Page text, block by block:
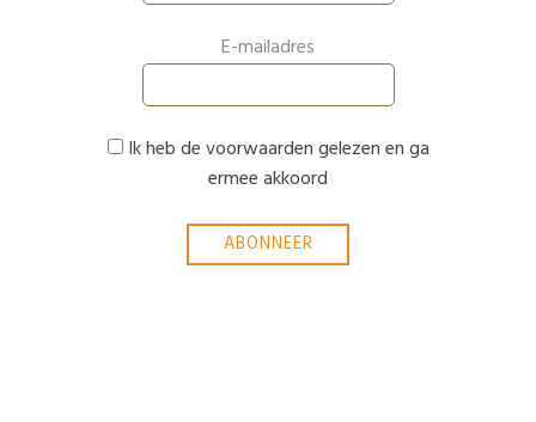
E-mailadres
Ik heb de voorwaarden gelezen en ga
ermee akkoord